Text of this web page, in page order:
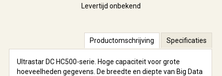
Levertijd onbekend
Productomschrijving Specificaties
Ultrastar DC HC500-serie. Hoge capaciteit voor grote
hoeveelheden gegevens. De breedte en diepte van Big Data